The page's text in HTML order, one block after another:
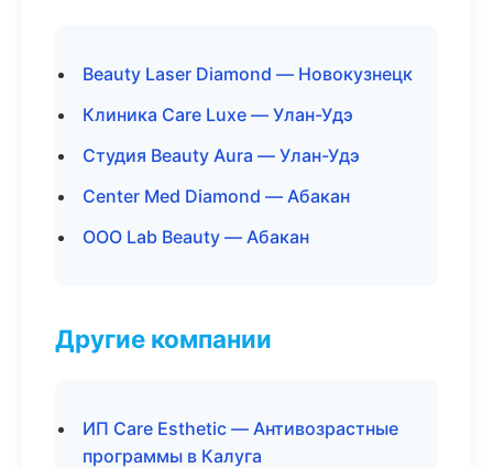
Beauty Laser Diamond — Новокузнецк
Клиника Care Luxe — Улан-Удэ
Студия Beauty Aura — Улан-Удэ
Center Med Diamond — Абакан
ООО Lab Beauty — Абакан
Другие компании
ИП Care Esthetic — Антивозрастные
программы в Калуга